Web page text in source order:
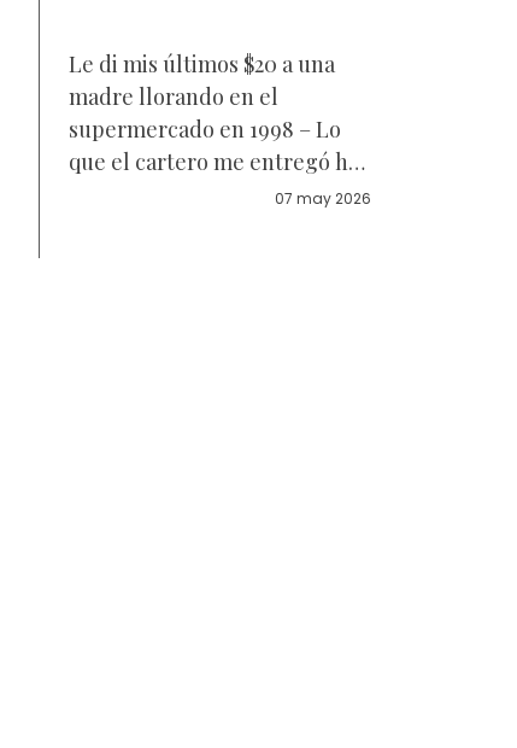
Le di mis últimos $20 a una
madre llorando en el
supermercado en 1998 – Lo
que el cartero me entregó hoy
me dejó llorando en el suelo
07 may 2026